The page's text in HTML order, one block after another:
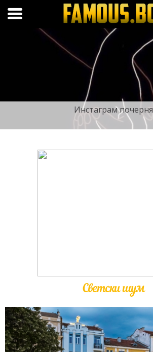
Folk.bg
Инстаграм почерня
Светски шум